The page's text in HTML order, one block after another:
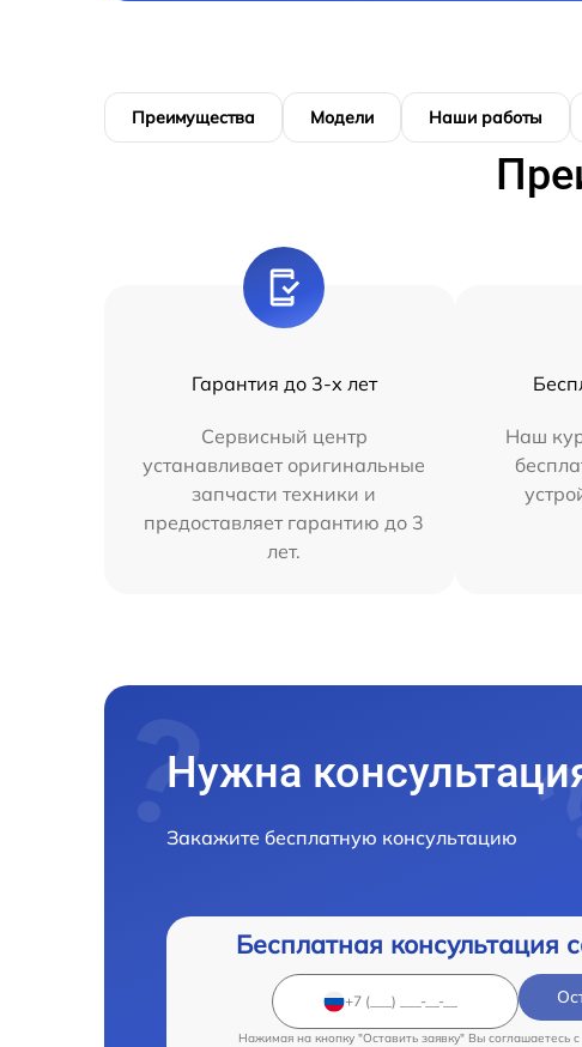
Преимущества Модели Наши работы
Гарантия до 3-х лет
Сервисный центр
устанавливает оригинальные
запчасти техники и
предоставляет гарантию до 3
лет.
Наш
Нужна
Закажите бесплатную консультацию
Бесплатная консультация
Нажимая на кнопку "Оставить заявку" Вы соглашаетесь c